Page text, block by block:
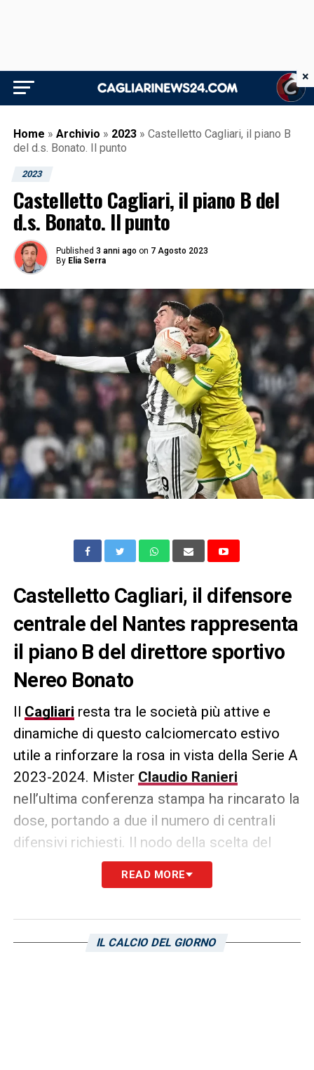
Home » Archivio » 2023 » Castelletto Cagliari, il piano B
del d.s. Bonato. Il punto
2023
Castelletto Cagliari, il piano B del
d.s. Bonato. Il punto
Published 3 anni ago on 7 Agosto 2023
By Elia Serra
Castelletto Cagliari, il difensore
centrale del Nantes rappresenta
il piano B del direttore sportivo
Nereo Bonato
Il Cagliari resta tra le società più attive e
dinamiche di questo calciomercato estivo
utile a rinforzare la rosa in vista della Serie A
2023-2024. Mister Claudio Ranieri
nell’ultima conferenza stampa ha rincarato la
dose, portando a due il numero di centrali
difensivi richiesti. Il nodo della scelta del
tecnico sta nel fatto che i difensori in rosa
hanno troppa pocaesperienza
Per questo motivo è stata imbastita una
READ MORE
IL CALCIO DEL GIORNO
×